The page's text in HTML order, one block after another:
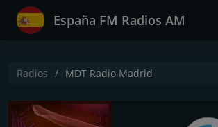
España FM Radios AM
Radios MDT Radio Madrid